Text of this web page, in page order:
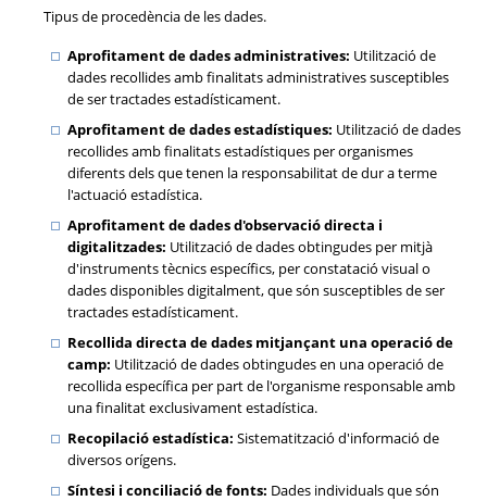
Tipus de procedència de les dades.
Aprofitament de dades administratives: Utilització de
dades recollides amb finalitats administratives susceptibles
de ser tractades estadísticament.
Aprofitament de dades estadístiques: Utilització de dades
recollides amb finalitats estadístiques per organismes
diferents dels que tenen la responsabilitat de dur a terme
l'actuació estadística.
Aprofitament de dades d'observació directa i
digitalitzades: Utilització de dades obtingudes per mitjà
d'instruments tècnics específics, per constatació visual o
dades disponibles digitalment, que són susceptibles de ser
tractades estadísticament.
Recollida directa de dades mitjançant una operació de
camp: Utilització de dades obtingudes en una operació de
recollida específica per part de l'organisme responsable amb
una finalitat exclusivament estadística.
Recopilació estadística: Sistematització d'informació de
diversos orígens.
Síntesi i conciliació de fonts: Dades individuals que són